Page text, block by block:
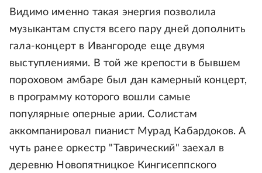
Видимо именно такая энергия позволила
музыкантам спустя всего пару дней дополнить
гала-концерт в Ивангороде еще двумя
выступлениями. В той же крепости в бывшем
пороховом амбаре был дан камерный концерт,
в программу которого вошли самые
популярные оперные арии. Солистам
аккомпанировал пианист Мурад Кабардоков. А
чуть ранее оркестр "Таврический" заехал в
деревню Новопятницкое Кингисеппского